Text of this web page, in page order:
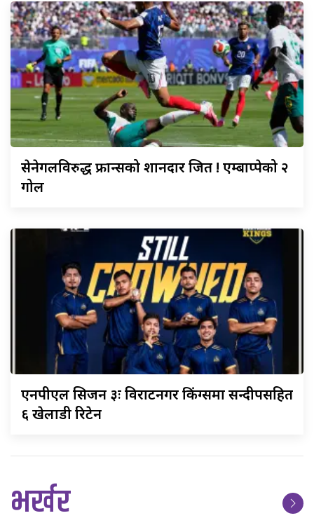
सेनेगलविरुद्धफ्रान्सको शानदार जित ! एम्बाप्पेको २
गोल
एनपीएलसिजन ३ः विराटनगर किंग्समा सन्दीपसहित
६ खेलाडी रिटेन
भर्खर